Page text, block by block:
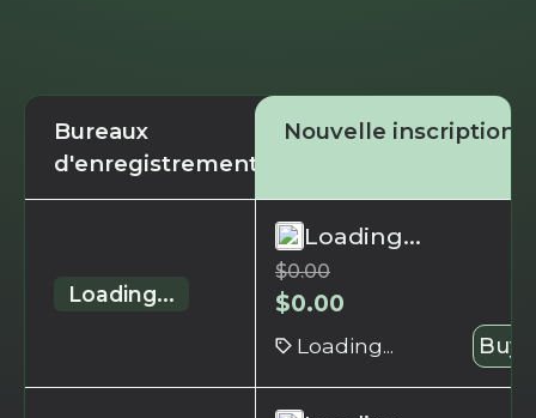
Bureaux
d'enregistrement
Nouvelle inscription
Loading...
Loading...
$0.00
$0.00
Loading... Buy